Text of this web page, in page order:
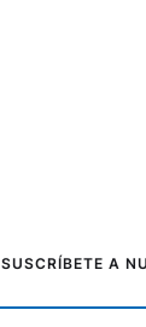
SUSCRÍBETE A